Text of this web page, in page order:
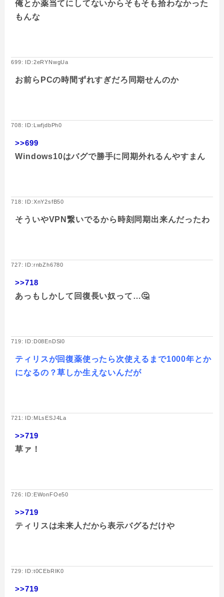
俺とか薬当てにしてないからそもそも拾わなかった
もんな
699: ID:2eRYNwgUa
お前らPCの時間ずれすぎだろ同期せんのか
708: ID:LwfjdbPh0
>>699
Windows10はバグで勝手に同期外れるんやすまん
718: ID:XnY2sfB50
そういやVPN繋いでるから時刻同期出来んだったわ
727: ID:rnbZh6780
>>718
あっもしかして回復長い奴って…🤔
719: ID:D08EnDSl0
ティリスが回復薬使ったら次使えるまで1000年とか
になるの？草しか生えないんだが
721: ID:MLsESJ4La
>>719
草ァ！
726: ID:EWonFOe50
>>719
ティリスは未来人だから表示バグるだけや
729: ID:t0CEbRIK0
>>719